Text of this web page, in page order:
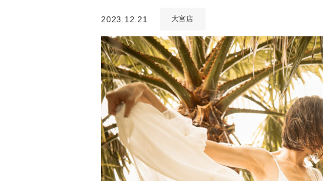
2023.12.21 大宮店